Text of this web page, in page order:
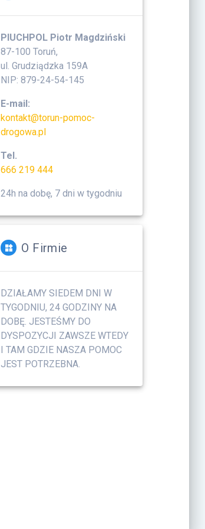
PIUCHPOL Piotr Magdziński
87-100 Toruń,
ul. Grudziądzka 159A
NIP: 879-24-54-145
E-mail:
kontakt@torun-pomoc-
drogowa.pl
Tel.
666 219 444
24h na dobę, 7 dni w tygodniu
O Firmie
DZIAŁAMY SIEDEM DNI W
TYGODNIU, 24 GODZINY NA
DOBĘ. JESTEŚMY DO
DYSPOZYCJI ZAWSZE WTEDY
I TAM GDZIE NASZA POMOC
JEST POTRZEBNA.